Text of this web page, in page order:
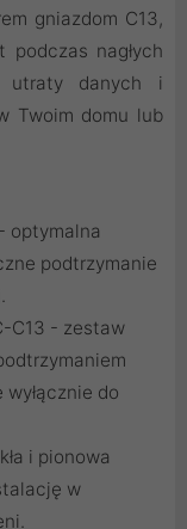
gniazdom C13,
nagłych
utraty danych i
Twoim domu lub
optymalna
podtrzymanie
C13 - zestaw
do
i pionowa
w